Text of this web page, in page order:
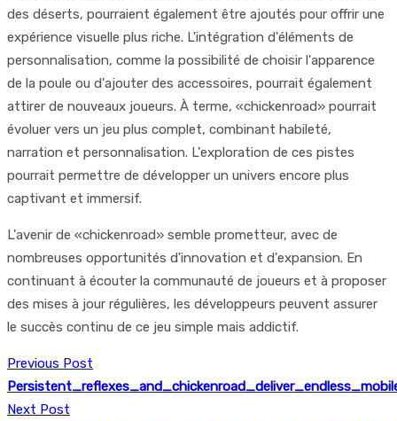
des déserts, pourraient également être ajoutés pour offrir une
expérience visuelle plus riche. L'intégration d'éléments de
personnalisation, comme la possibilité de choisir l'apparence
de la poule ou d'ajouter des accessoires, pourrait également
attirer de nouveaux joueurs. À terme, «chickenroad» pourrait
évoluer vers un jeu plus complet, combinant habileté,
narration et personnalisation. L'exploration de ces pistes
pourrait permettre de développer un univers encore plus
captivant et immersif.
L'avenir de «chickenroad» semble prometteur, avec de
nombreuses opportunités d'innovation et d'expansion. En
continuant à écouter la communauté de joueurs et à proposer
des mises à jour régulières, les développeurs peuvent assurer
le succès continu de ce jeu simple mais addictif.
Previous Post
Next Post